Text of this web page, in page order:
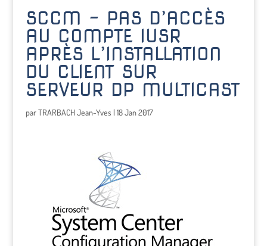
SCCM – PAS D’ACCÈS
AU COMPTE IUSR
APRÈS L’INSTALLATION
DU CLIENT SUR
SERVEUR DP MULTICAST
parTRARBACH Jean-Yves | 18 Jan 2017